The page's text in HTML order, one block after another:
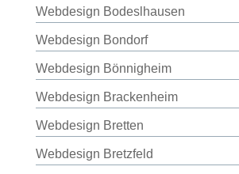
Webdesign Bodeslhausen
Webdesign Bondorf
Webdesign Bönnigheim
Webdesign Brackenheim
Webdesign Bretten
Webdesign Bretzfeld